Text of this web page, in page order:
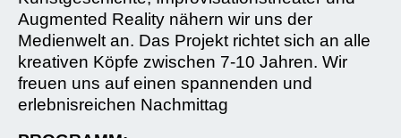
Augmented Reality nähern wir uns der
Medienwelt an. Das Projekt richtet sich an alle
kreativen Köpfe zwischen 7-10 Jahren. Wir
freuen uns auf einen spannenden und
erlebnisreichen Nachmittag